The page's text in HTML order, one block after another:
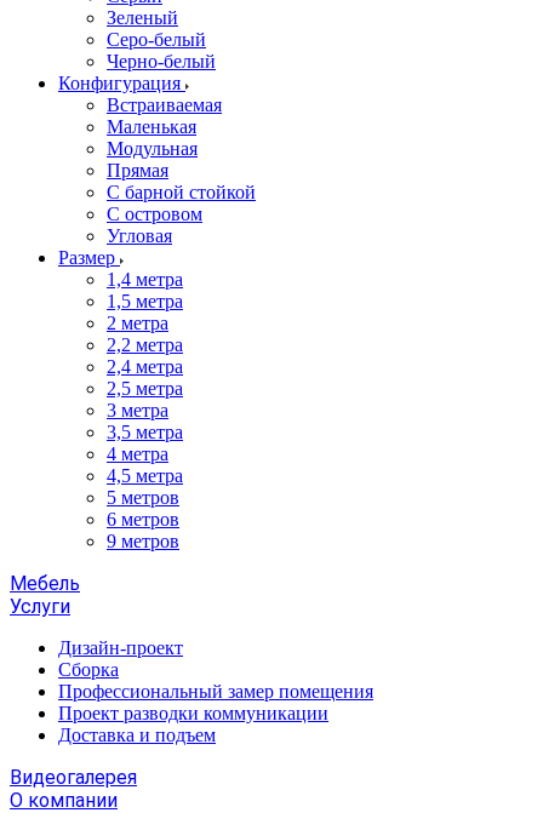
Зеленый
Серо-белый
Черно-белый
Конфигурация
Встраиваемая
Маленькая
Модульная
Прямая
С барной стойкой
С островом
Угловая
Размер
1,4 метра
1,5 метра
2 метра
2,2 метра
2,4 метра
2,5 метра
3 метра
3,5 метра
4 метра
4,5 метра
5 метров
6 метров
9 метров
Мебель
Услуги
Дизайн-проект
Сборка
Профессиональный замер помещения
Проект разводки коммуникации
Доставка и подъем
Видеогалерея
О компании